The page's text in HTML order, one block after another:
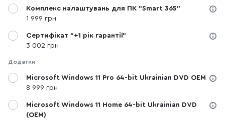
Комплекс налаштувань для ПК "Smart 365"
1 999 грн
Сертифікат "+1 рік гарантії"
3 002 грн
Додатки
Microsoft Windows 11 Pro 64-bit Ukrainian DVD OEM
8 999 грн
Microsoft Windows 11 Home 64-bit Ukrainian DVD
(OEM)